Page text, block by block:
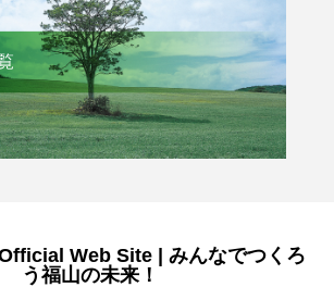
Web Site | みんなでつくろ
う福山の未来！